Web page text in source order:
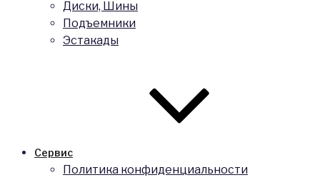
Диски, Шины
Подъемники
Эстакады
Сервис
Политика конфиденциальности